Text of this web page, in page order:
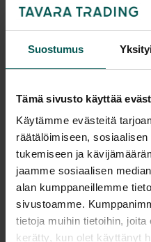
Suostumus
Tämä sivusto käyttää
Käytämme evästeitä
räätälöimiseen,
tukemiseen ja
jaamme sosiaalisen
alan kumppaneillemme
sivustoamme.
tietoja muihin tietoihin,
kerätty, kun olet käyttänyt
Tampere: Tilaustuote
Tulosta tuotekortti
Kaikki valmistajan
Tuotekuvaus
AYTM SINO sarjaan